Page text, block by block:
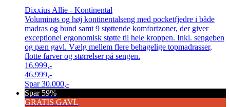
Dixxius Allie - Kontinental
Voluminøs og høj kontinentalseng med pocketfjedre i både
madras og bund samt 9 støttende komfortzoner, der giver
exceptionel ergonomisk støtte til hele kroppen. Inkl. sengeben
og pæn gavl. Vælg mellem flere behagelige topmadrasser,
flotte farver og størrelser på sengen.
16.999,-
46.999,-
Spar30.000,-
Spar 59%
GRATIS GAVL